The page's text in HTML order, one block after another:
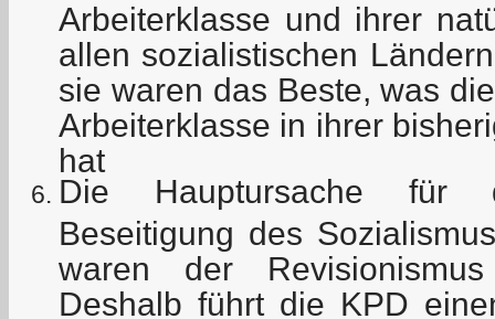
Arbeiterklasse und ihrer
allen sozialistischen
sie waren das Beste, was
Arbeiterklasse in ihrer
hat
Die Hauptursache für
Beseitigung des
waren der
Deshalb führt die KPD